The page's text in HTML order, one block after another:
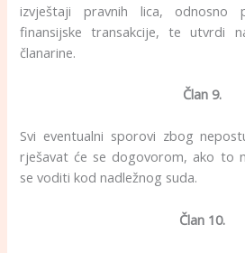
izvještaji pravnih lica,
finansijske transakcije, te utvrdi
članarine.
Član 9.
Svi eventualni sporovi zbog
rješavat će se dogovorom, ako to
se voditi kod nadležnog suda.
Član 10.